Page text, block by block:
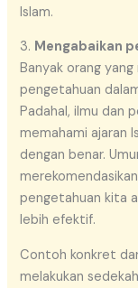
Islam.
3. Mengabaikan
Banyak orang
pengetahuan
Padahal, ilmu dan
memahami ajaran
dengan benar.
pengetahuan kita
lebih efektif.
Contoh konkret
melakukan